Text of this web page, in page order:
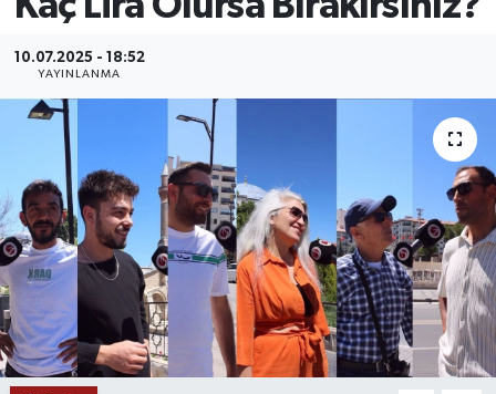
10.07.2025 - 18:52
YAYINLANMA
ÖZEL HABER
RESMİ İLANLAR
SAĞLIK
SİYASET
SOSYAL YARDIMLAR
SPONSORLU YAZI